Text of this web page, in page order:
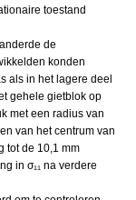
toestand
de
konden
als in het lagere deel
gehele gietblok op
met een radius van
van het centrum van
tot de 10,1 mm
in σ₁₁ na verdere